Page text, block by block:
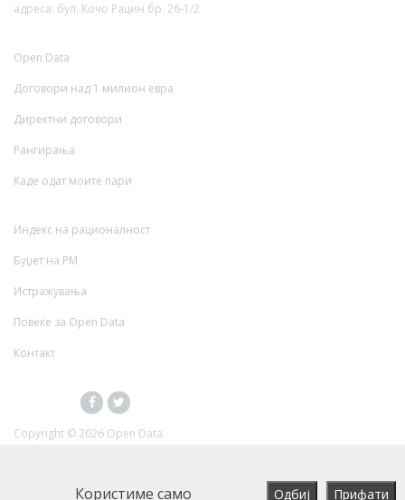
Користиме само
адреса: бул. Кочо Рацин бр. 26-1/2
Open Data
Договори над 1 милион евра
Директни договори
Рангирања
Каде одат моите пари
Индекс на рационалност
Буџет на РМ
Истражувања
Повеќе за Open Data
Контакт
Copyright ©2026 Open Data